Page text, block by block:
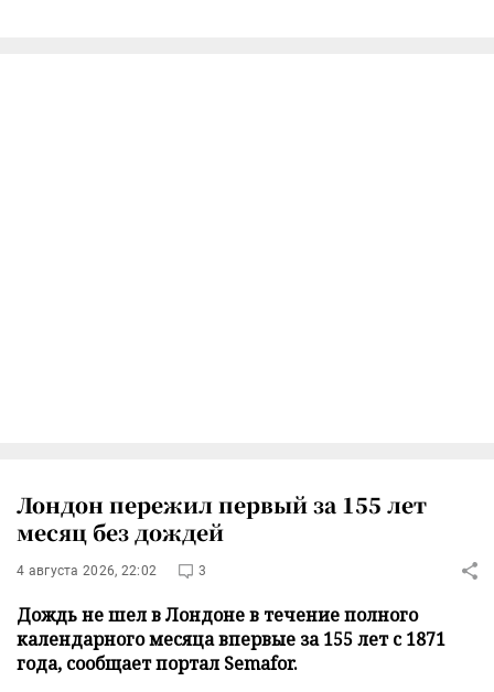
Лондон пережил первый за 155 лет
месяц без дождей
4 августа 2026, 22:02 3
Дождь не шел в Лондоне в течение полного
календарного месяца впервые за 155 лет с 1871
года, сообщает портал Semafor.